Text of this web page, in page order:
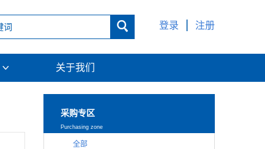
登录 注册

 关于我们
采购专区
Purchasing zone
全部